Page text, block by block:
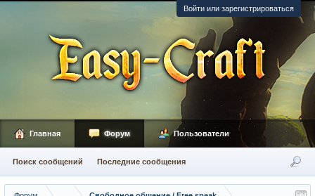
Войти или зарегистрироваться
Главная Форум
Поиск сообщений Последние сообщения
Пользователи